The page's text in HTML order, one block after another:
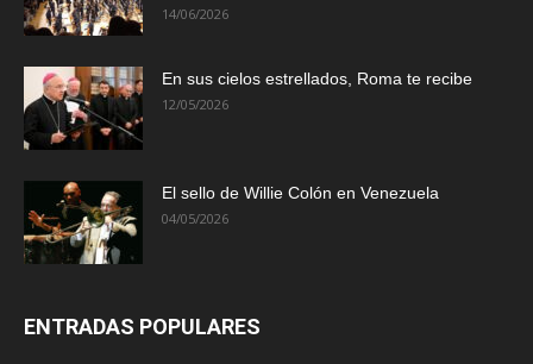
14/06/2026
En sus cielos estrellados, Roma te recibe
12/05/2026
El sello de Willie Colón en Venezuela
04/05/2026
ENTRADAS POPULARES